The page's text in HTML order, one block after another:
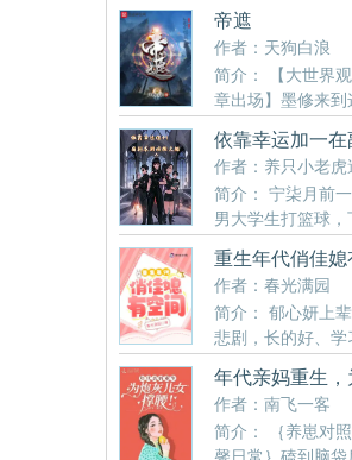
而他这个冒牌货被赶回了石水
如珠如宝的爹妈居然不要他了
是假的吗？他上门求问，可他
害得他们亲生儿子吃了苦，受
蛋！从此他一蹶不振。而亲爹
个顶顶好的媳妇儿。黑长直，
亮清纯，眼睛水灵灵仿佛会说
欢，觉着一切都是她和自己亲
是把自己困死在这里。后来，
又去了养父母家，毫不意外他
来。他也照例喝得酩酊大醉，
早上再次睁眼时，一切早已天
静的躺在床上，面如死灰。一
的躺着两个浑身是血的小娃儿
吸。是一对，可爱的小闺女。
日日如在地狱里活着，生不如
这日。
帝遮
作者：天狗白浪
简介： 【大世界
章出场】墨修来到
是想好好活着。没想到这里有
有三山四海，五湖八荒，九天
波云诡谲，恐怖滔天。一只小
行未来，证道成帝，最终身陨
隶，不信天命只信自己，打出
旧难逃一死。…………就这样一
遮住的时代。一位穿越而来的
才逞强，强者一直强。
依靠幸运加一在
戏抱大腿
作者：养只小老虎
简介： 宁柒月前
男大学生打篮球
中成为副本游戏玩家。经历千
副本，拿到了第一个道具：幸
别人的道具比起来，简直鸡肋
项链正在发挥她难以想象的作
选玩家中，总能遇到一个又一
了：拜一个大佬为师。得一个
友。同时还遇到了并肩作战的
重生年代俏佳媳
作者：春光满园
简介： 郁心妍上
悲剧，长的好、
的前程，却被养父母用来抵债
还被渣男耍手段，成了众人口
子、继女白眼、诅咒、欺压了
心得了不治之症，没等来丈夫
年代亲妈重生，
儿女撑腰！
作者：南飞一客
简介： ｛养崽对